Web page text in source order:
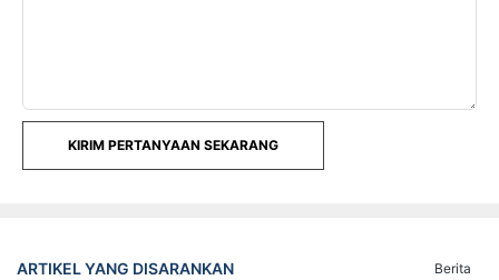
KIRIM PERTANYAAN SEKARANG
ARTIKEL YANG DISARANKAN Berita